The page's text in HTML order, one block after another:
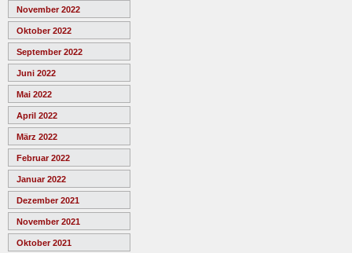
November 2022
Oktober 2022
September 2022
Juni 2022
Mai 2022
April 2022
März 2022
Februar 2022
Januar 2022
Dezember 2021
November 2021
Oktober 2021